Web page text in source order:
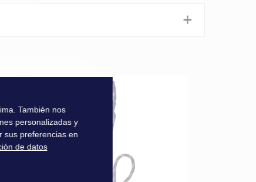
+
También nos
personalizadas y
sus preferencias en
de datos